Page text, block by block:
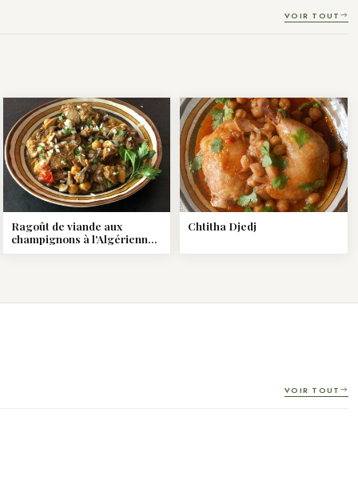
VOIR TOUT
Ragoût de viande aux
champignons à l'Algérienne :
Chtitha Djedj
VOIR TOUT